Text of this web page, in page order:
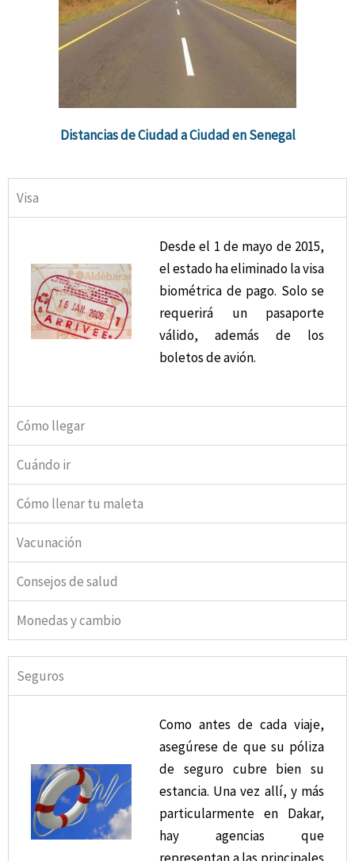
Distancias de Ciudad a Ciudad en Senegal
Visa
Desde el 1 de mayo de 2015,
el estado ha eliminado la visa
biométrica de pago. Solo se
requerirá un pasaporte
válido, además de los
boletos de avión.
Cómo llegar
Cuándo ir
Cómo llenar tu maleta
Vacunación
Consejos de salud
Monedas y cambio
Seguros
Como antes de cada viaje,
asegúrese de que su póliza
de seguro cubre bien su
estancia. Una vez allí, y más
particularmente en Dakar,
hay agencias que